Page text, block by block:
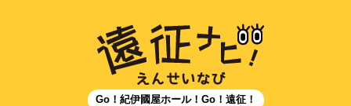
Go！紀伊國屋ホール！Go！遠征！